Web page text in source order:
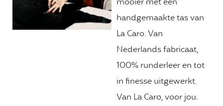
handgemaakte tas van
La Caro. Van
Nederlands fabricaat,
100% runderleer en tot
in finesse uitgewerkt.
Van La Caro, voor jou.